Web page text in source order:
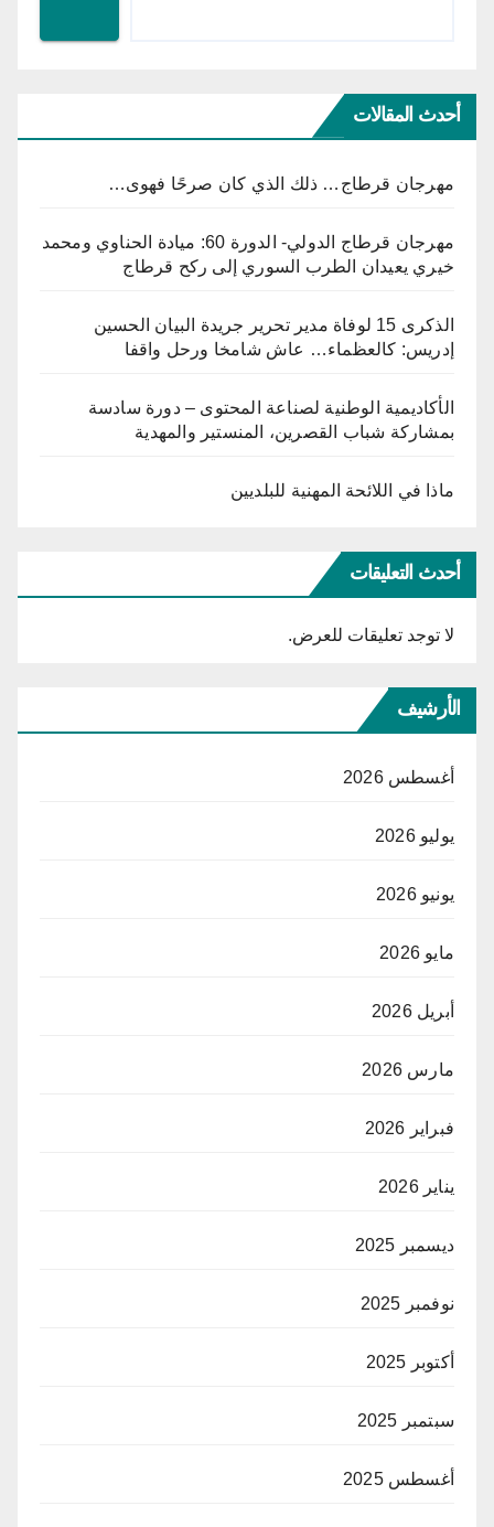
أحدث المقالات
مهرجان قرطاج… ذلك الذي كان صرحًا فهوى…
مهرجان قرطاج الدولي- الدورة 60: ميادة الحناوي ومحمد
خيري يعيدان الطرب السوري إلى ركح قرطاج
الذكرى 15 لوفاة مدير تحرير جريدة البيان الحسين
إدريس: كالعظماء… عاش شامخا ورحل واقفا
الأكاديمية الوطنية لصناعة المحتوى – دورة سادسة
بمشاركة شباب القصرين، المنستير والمهدية
ماذا في اللائحة المهنية للبلديين
أحدث التعليقات
لا توجد تعليقات للعرض.
الأرشيف
أغسطس 2026
يوليو 2026
يونيو 2026
مايو 2026
أبريل 2026
مارس 2026
فبراير 2026
يناير 2026
ديسمبر 2025
نوفمبر 2025
أكتوبر 2025
سبتمبر 2025
أغسطس 2025